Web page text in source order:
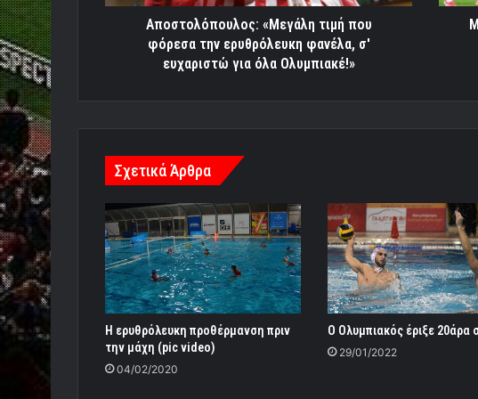
σ'
ευχαριστώΑποστολόπουλος: «Μεγάλη τιμή που
φόρεσα την ερυθρόλευκη φανέλα, σ'
ευχαριστώ για όλα Ολυμπιακέ!»
Σχετικά Άρθρα
Η ερυθρόλευκη προθέρμανση πριν
την μάχη (pic video)
04/02/2020
Ο Ολυμπιακός έριξε 20άρα
29/01/2022